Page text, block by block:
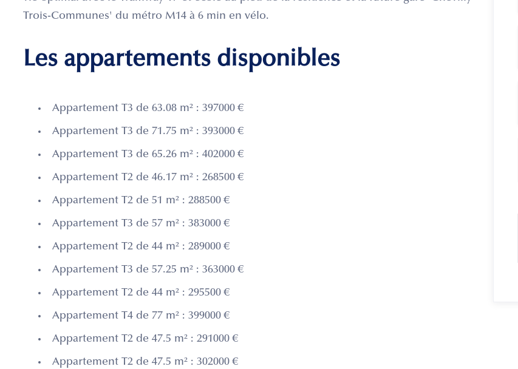
Trois-Communes' du métro M14 à 6 min en vélo.
Les appartements disponibles
Appartement T3 de 63.08 m² : 397000 €
Appartement T3 de 71.75 m² : 393000 €
Appartement T3 de 65.26 m² : 402000 €
Appartement T2 de 46.17 m² : 268500 €
Appartement T2 de 51 m² : 288500 €
Appartement T3 de 57 m² : 383000 €
Appartement T2 de 44 m² : 289000 €
Appartement T3 de 57.25 m² : 363000 €
Appartement T2 de 44 m² : 295500 €
Appartement T4 de 77 m² : 399000 €
Appartement T2 de 47.5 m² : 291000 €
Appartement T2 de 47.5 m² : 302000 €